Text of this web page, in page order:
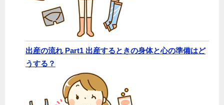
出産の流れ Part1 出産するときの身体と心の準備はど
うする？